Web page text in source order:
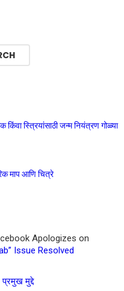
किंवा स्त्रियांसाठी जन्म नियंत्रण गोळ्या
माप आणि चित्रे
Apologizes on
Issue Resolved
प्रमुख मुद्दे